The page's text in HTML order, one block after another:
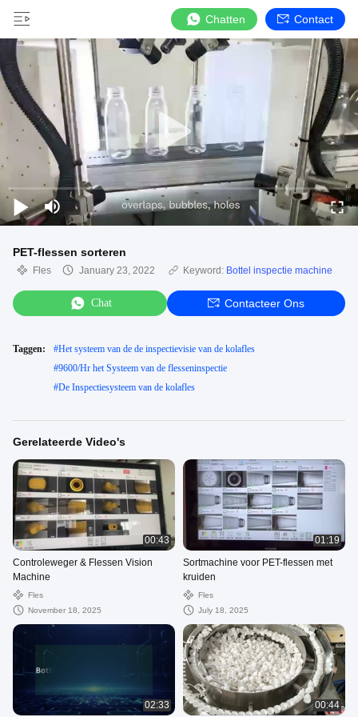
Chatten Contact
PET-flessen sorteren
Fles January 23, 2022 Keyword: Bottel inspectie machine
Chat Contacteer Ons
Taggen: #Het systeem van de de inspectievisie van de kolafles
#9600/Hr het Systeem van de flesseninspectie
#De Inspectiesysteem van de kolafles
Gerelateerde Video's
00:43
Controleweger & Flessen Vision
Machine
Fles
November 18, 2025
01:19
Sortmachine voor PET-flessen met
kruiden
Fles
July 18, 2025
02:33 00:44